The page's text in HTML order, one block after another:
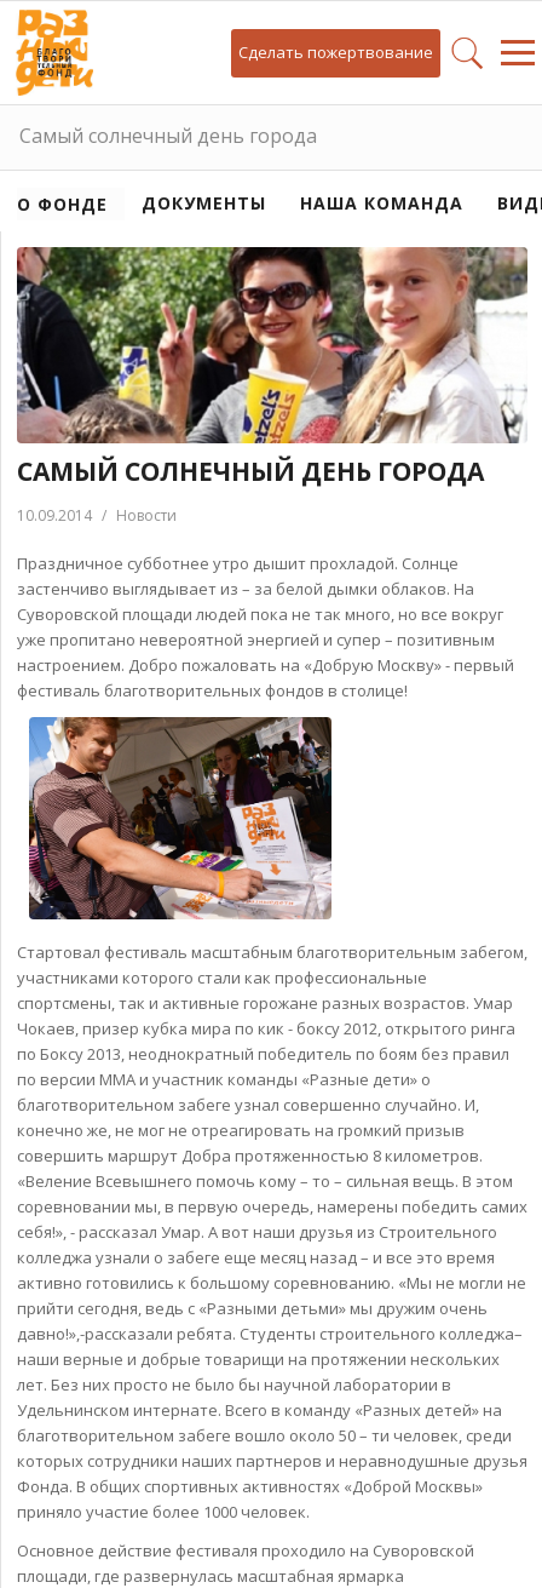
Сделать пожертвование
Самый солнечный день города
О ФОНДЕ ДОКУМЕНТЫ НАША КОМАНДА
САМЫЙ СОЛНЕЧНЫЙ ДЕНЬ ГОРОДА
10.09.2014 / Новости
Праздничное субботнее утро дышит прохладой. Солнце
застенчиво выглядывает из – за белой дымки облаков. На
Суворовской площади людей пока не так много, но все вокруг
уже пропитано невероятной энергией и супер – позитивным
настроением. Добро пожаловать на «Добрую Москву» - первый
фестиваль благотворительных фондов в столице!
Стартовал фестиваль масштабным благотворительным забегом,
участниками которого стали как профессиональные
спортсмены, так и активные горожане разных возрастов. Умар
Чокаев, призер кубка мира по кик - боксу 2012, открытого ринга
по Боксу 2013, неоднократный победитель по боям без правил
по версии ММА и участник команды «Разные дети» о
благотворительном забеге узнал совершенно случайно. И,
конечно же, не мог не отреагировать на громкий призыв
совершить маршрут Добра протяженностью 8 километров.
«Веление Всевышнего помочь кому – то – сильная вещь. В этом
соревновании мы, в первую очередь, намерены победить самих
себя!», - рассказал Умар. А вот наши друзья из Строительного
колледжа узнали о забеге еще месяц назад – и все это время
активно готовились к большому соревнованию. «Мы не могли не
прийти сегодня, ведь с «Разными детьми» мы дружим очень
давно!»,-рассказали ребята. Студенты строительного колледжа–
наши верные и добрые товарищи на протяжении нескольких
лет. Без них просто не было бы научной лаборатории в
Удельнинском интернате. Всего в команду «Разных детей» на
благотворительном забеге вошло около 50 – ти человек, среди
которых сотрудники наших партнеров и неравнодушные друзья
Фонда. В общих спортивных активностях «Доброй Москвы»
приняло участие более 1000 человек.
Основное действие фестиваля проходило на Суворовской
площади, где развернулась масштабная ярмарка